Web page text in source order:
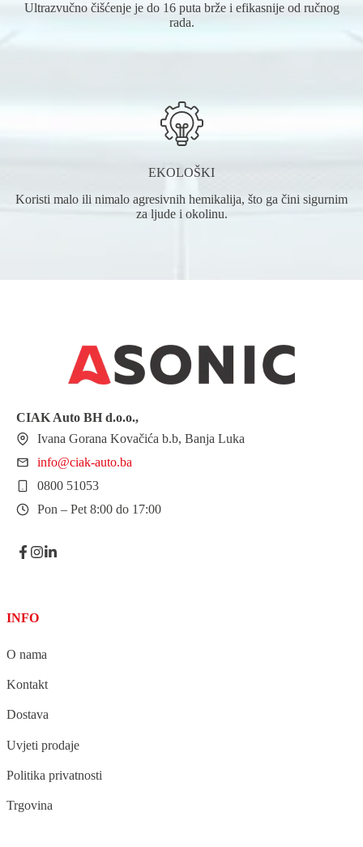
Ultrazvučno čišćenje je do 16 puta brže i efikasnije od ručnog
rada.
EKOLOŠKI
Koristi malo ili nimalo agresivnih hemikalija, što ga čini sigurnim
za ljude i okolinu.
CIAK Auto BH d.o.o.,
Ivana Gorana Kovačića b.b, Banja Luka
info@ciak-auto.ba
0800 51053
Pon – Pet 8:00 do 17:00
INFO
O nama
Kontakt
Dostava
Uvjeti prodaje
Politika privatnosti
Trgovina